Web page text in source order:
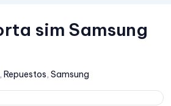
sim Samsung
, Repuestos, Samsung